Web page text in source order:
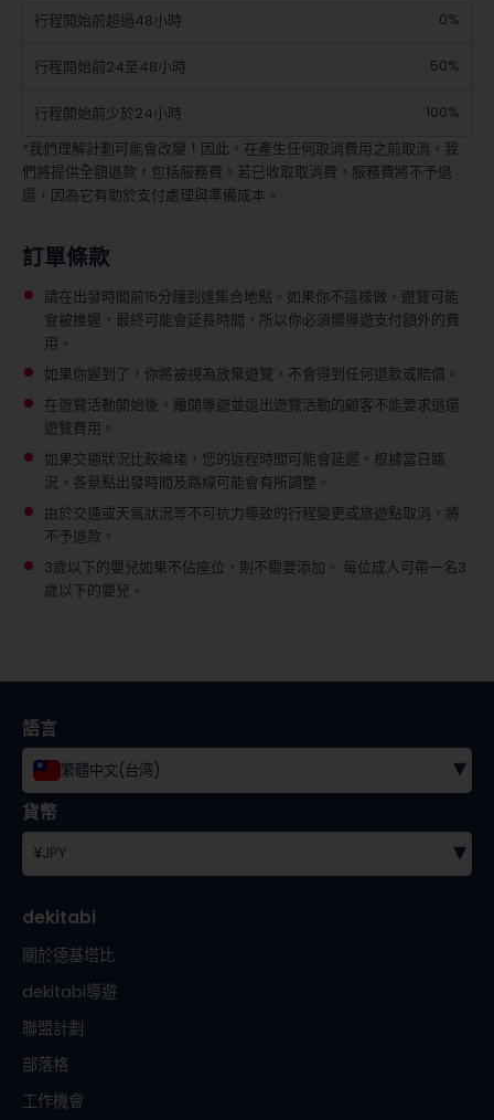
行程開始前超過48小時
0%
行程開始前24至48小時 50%
行程開始前少於24小時
100%
*我們理解計劃可能會改變！因此，在產生任何取消費用之前取消，我
們將提供全額退款，包括服務費。若已收取取消費，服務費將不予退
還，因為它有助於支付處理與準備成本。
訂單條款
請在出發時間前15分鐘到達集合地點。如果你不這樣做，遊覽可能
會被推遲，最終可能會延長時間，所以你必須嚮導遊支付額外的費
用。
如果你遲到了，你將被視為放棄遊覽，不會得到任何退款或賠償。
在遊覽活動開始後，離開導遊並退出遊覽活動的顧客不能要求退還
遊覽費用。
如果交通狀況比較擁堵，您的返程時間可能會延遲。根據當日路
況，各景點出發時間及路線可能會有所調整。
由於交通或天氣狀況等不可抗力導致的行程變更或旅遊點取消，將
不予退款。
3歲以下的嬰兒如果不佔座位，則不需要添加。 每位成人可帶一名3
歲以下的嬰兒。
語言
繁體中文(台湾) ▾
貨幣
¥JPY ▾
dekitabi
關於德基塔比
dekitabi導遊
聯盟計劃
部落格
工作機會